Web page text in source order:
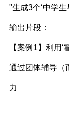
"生成3个‘中学
输出片段：
【案例1】利用‘
通过团体辅导（
力